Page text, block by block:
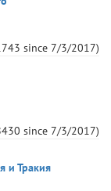
since 7/3/2017)
since 7/3/2017)
и Тракия